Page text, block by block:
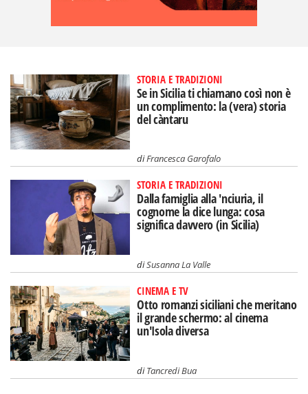
STORIA E TRADIZIONI
Se in Sicilia ti chiamano così non è
un complimento: la (vera) storia
del càntaru
diFrancesca Garofalo
STORIA E TRADIZIONI
Dalla famiglia alla 'nciuria, il
cognome la dice lunga: cosa
significa davvero (in Sicilia)
diSusanna La Valle
CINEMA E TV
Otto romanzi siciliani che meritano
il grande schermo: al cinema
un'Isola diversa
diTancredi Bua